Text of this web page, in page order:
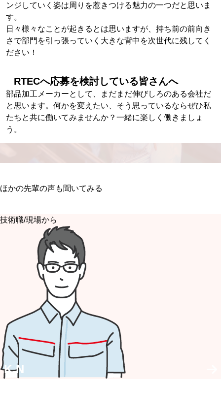
ンジしていく姿は周りを惹きつける魅力の一つだと思いま
す。
日々様々なことが起きるとは思いますが、持ち前の前向き
さで部門を引っ張っていく大きな背中を次世代に残してく
ださい！
RTECへ応募を検討している皆さんへ
部品加工メーカーとして、まだまだ伸びしろのある会社だ
と思います。何かを変えたい、そう思っているならぜひ私
たちと共に働いてみませんか？一緒に楽しく働きましょ
う。
ほかの先輩の声も聞いてみる
技術職/現場から
K.N